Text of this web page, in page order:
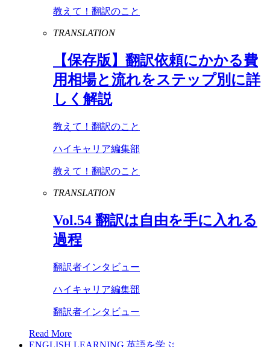
教えて！翻訳のこと
TRANSLATION
【保存版】翻訳依頼にかかる費
用相場と流れをステップ別に詳
しく解説
教えて！翻訳のこと
ハイキャリア編集部
教えて！翻訳のこと
TRANSLATION
Vol.54 翻訳は自由を手に入れる
過程
翻訳者インタビュー
ハイキャリア編集部
翻訳者インタビュー
Read More
ENGLISH LEARNING 英語を学ぶ